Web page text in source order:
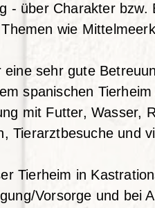
- über Charakter bzw.
wie
sehr gute
spanischen
mit Futter, Wasser,
Tierarztbesuche und
Tierheim in
Vorsorge und bei